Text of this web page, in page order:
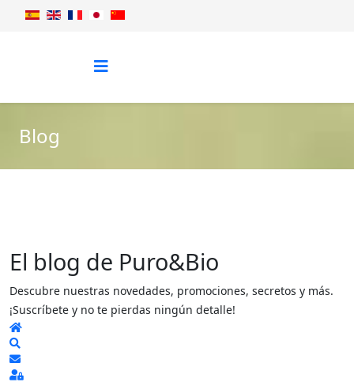
Blog
El blog de Puro&Bio
Descubre nuestras novedades, promociones, secretos y más.
¡Suscríbete y no te pierdas ningún detalle!
Home
Subscribe to blog
Sign In